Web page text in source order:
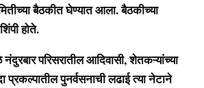
बैठकीत घेण्यात आला. बैठकीच्या
होते.
परिसरातील आदिवासी, शेतकऱ्यांच्या
पुनर्वसनाची लढाई त्या नेटाने